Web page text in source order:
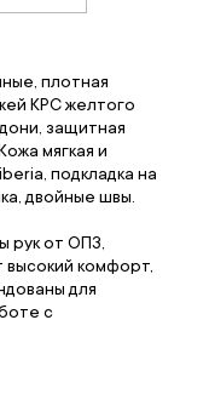
плотная
КРС желтого
защитная
мягкая и
подкладка на
двойные швы.
рук от ОПЗ,
комфорт,
для
с